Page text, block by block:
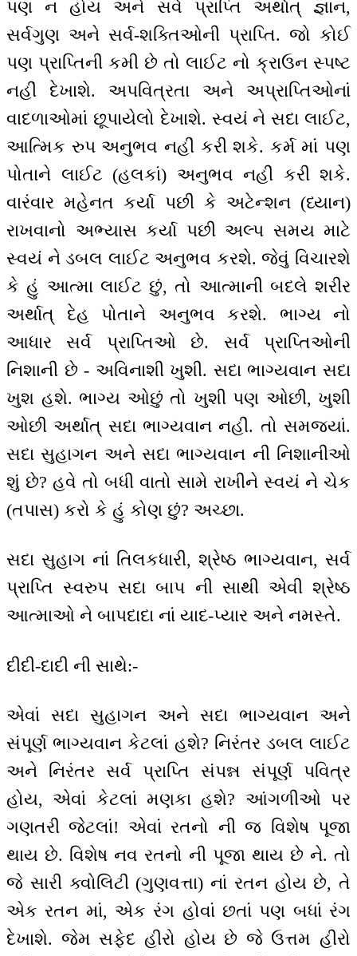
પણ ન હોય અને સર્વ પ્રાપ્તિ અર્થાત્ જ્ઞાન,
સર્વગુણ અને સર્વ-શક્તિઓની પ્રાપ્તિ. જો કોઈ
પણ પ્રાપ્તિની કમી છે તો લાઈટ નો ક્રાઉન સ્પષ્ટ
નહીં દેખાશે. અપવિત્રતા અને અપ્રાપ્તિઓનાં
વાદળાઓમાં છૂપાયેલો દેખાશે. સ્વયં ને સદા લાઈટ,
આત્મિક રુપ અનુભવ નહીં કરી શકે. કર્મ માં પણ
પોતાને લાઈટ (હલકાં) અનુભવ નહીં કરી શકે.
વારંવાર મહેનત કર્યા પછી કે અટેન્શન (ધ્યાન)
રાખવાનો અભ્યાસ કર્યા પછી અલ્પ સમય માટે
સ્વયં ને ડબલ લાઈટ અનુભવ કરશે. જેવું વિચારશે
કે હું આત્મા લાઈટ છું, તો આત્માની બદલે શરીર
અર્થાત્ દેહ પોતાને અનુભવ કરશે. ભાગ્ય નો
આધાર સર્વ પ્રાપ્તિઓ છે. સર્વ પ્રાપ્તિઓની
નિશાની છે - અવિનાશી ખુશી. સદા ભાગ્યવાન સદા
ખુશ હશે. ભાગ્ય ઓછું તો ખુશી પણ ઓછી, ખુશી
ઓછી અર્થાત્ સદા ભાગ્યવાન નહીં. તો સમજ્યાં.
સદા સુહાગન અને સદા ભાગ્યવાન ની નિશાનીઓ
શું છે? હવે તો બધી વાતો સામે રાખીને સ્વયં ને ચેક
(તપાસ) કરો કે હું કોણ છું? અચ્છા.
સદા સુહાગ નાં તિલકધારી, શ્રેષ્ઠ ભાગ્યવાન, સર્વ
પ્રાપ્તિ સ્વરુપ સદા બાપ ની સાથી એવી શ્રેષ્ઠ
આત્માઓ ને બાપદાદા નાં યાદ-પ્યાર અને નમસ્તે.
દીદી-દાદી ની સાથે:-
એવાં સદા સુહાગન અને સદા ભાગ્યવાન અને
સંપૂર્ણ ભાગ્યવાન કેટલાં હશે? નિરંતર ડબલ લાઈટ
અને નિરંતર સર્વ પ્રાપ્તિ સંપન્ન સંપૂર્ણ પવિત્ર
હોય, એવાં કેટલાં મણકા હશે? આંગળીઓ પર
ગણતરી જેટલાં! એવાં રતનો ની જ વિશેષ પૂજા
થાય છે. વિશેષ નવ રતનો ની પૂજા થાય છે ને. તો
જે સારી ક્વોલિટી (ગુણવત્તા) નાં રતન હોય છે, તે
એક રતન માં, એક રંગ હોવાં છતાં પણ બધાં રંગ
દેખાશે. જેમ સફેદ હીરો હોય છે જે ઉત્તમ હીરો